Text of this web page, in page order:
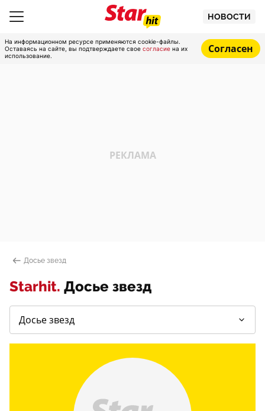
НОВОСТИ
На информационном ресурсе применяются cookie-файлы.
Оставаясь на сайте, вы подтверждаете свое согласие на их
использование.
Согласен
Досье звезд
Starhit. Досье звезд